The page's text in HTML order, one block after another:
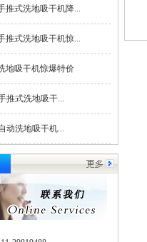
推式洗地吸干机降...
推式洗地吸干机惊...
地吸干机惊爆特价
推式洗地吸干...
动洗地吸干机...